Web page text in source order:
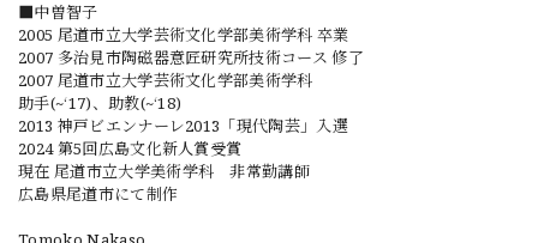
■中曽智子
2005 尾道市立大学芸術文化学部美術学科 卒業
2007 多治見市陶磁器意匠研究所技術コース 修了
2007 尾道市立大学芸術文化学部美術学科
助手(~‘17)、助教(~‘18)
2013 神戸ビエンナーレ2013「現代陶芸」入選
2024 第5回広島文化新人賞受賞
現在 尾道市立大学美術学科 非常勤講師
広島県尾道市にて制作